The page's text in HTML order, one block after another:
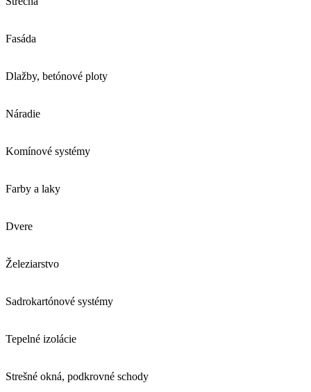
Fasáda
Dlažby, betónové ploty
Náradie
Komínové systémy
Farby a laky
Dvere
Železiarstvo
Sadrokartónové systémy
Tepelné izolácie
Strešné okná, podkrovné schody